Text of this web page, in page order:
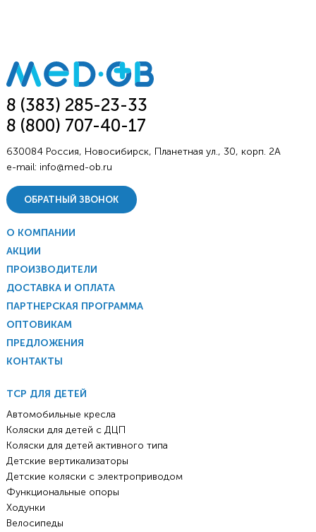
8 (383) 285-23-33
8 (800) 707-40-17
630084 Россия, Новосибирск, Планетная ул., 30, корп. 2А
e-mail: info@med-ob.ru
ОБРАТНЫЙ ЗВОНОК
О КОМПАНИИ
АКЦИИ
ПРОИЗВОДИТЕЛИ
ДОСТАВКА И ОПЛАТА
ПАРТНЕРСКАЯ ПРОГРАММА
ОПТОВИКАМ
ПРЕДЛОЖЕНИЯ
КОНТАКТЫ
ТСР ДЛЯ ДЕТЕЙ
Автомобильные кресла
Коляски для детей с ДЦП
Коляски для детей активного типа
Детские вертикализаторы
Детские коляски с электроприводом
Функциональные опоры
Ходунки
Велосипеды